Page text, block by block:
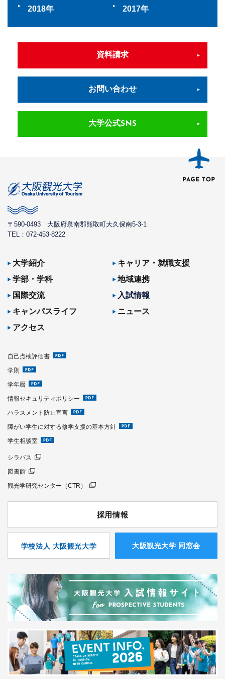
2018
2017
資料請求
お問い合わせ
大学公式SNS
〒590-0493 大阪府泉南郡熊取町大久保南5-3-1
TEL：072-453-8222
大学紹介
キャリア・就職支援
学部・学科
地域連携
国際交流
入試情報
キャンパスライフ
ニュース
アクセス
自己点検評価書
学則
学年暦
情報セキュリティポリシー
ハラスメント防止宣言
障がい学生に対する修学支援の基本方針
学生相談室
シラバス
図書館
観光学研究センター（CTR）
採用情報
学校法人 大阪観光大学 ⼤阪観光⼤学 同窓会